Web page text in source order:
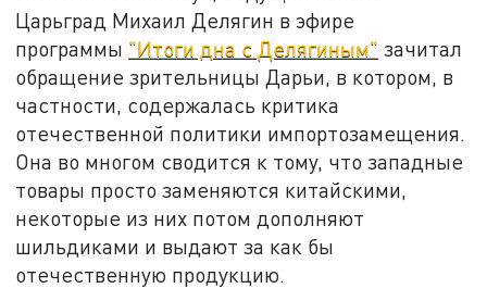
Царьград Михаил Делягин в эфире
программы "Итоги дна с Делягиным" зачитал
обращение зрительницы Дарьи, в котором, в
частности, содержалась критика
отечественной политики импортозамещения.
Она во многом сводится к тому, что западные
товары просто заменяются китайскими,
некоторые из них потом дополняют
шильдиками и выдают за как бы
отечественную продукцию.